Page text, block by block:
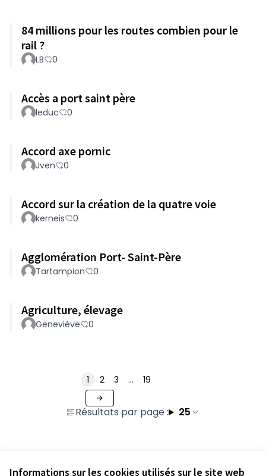
Informations sur les cookies utilisés sur le site web
84 millions pour les routes combien pour le
rail ?
LB 0
Accès a port saint père
leduc 0
Accord axe pornic
Jven 0
Accord sur la création de la quatre voie
kerneis 0
Agglomération Port- Saint-Père
Tartampion 0
Agriculture, élevage
Geneviève 0
Résultats par page : 25
1 2 3 … 19